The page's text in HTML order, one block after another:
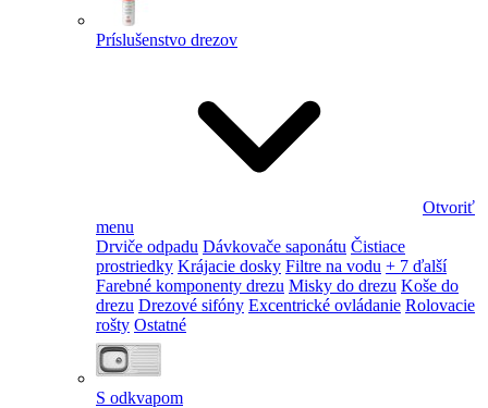
Príslušenstvo drezov
Otvoriť
menu
Drviče odpadu Dávkovače saponátu Čistiace
prostriedky Krájacie dosky Filtre na vodu + 7 ďalší
Farebné komponenty drezu Misky do drezu Koše do
drezu Drezové sifóny Excentrické ovládanie Rolovacie
rošty Ostatné
S odkvapom